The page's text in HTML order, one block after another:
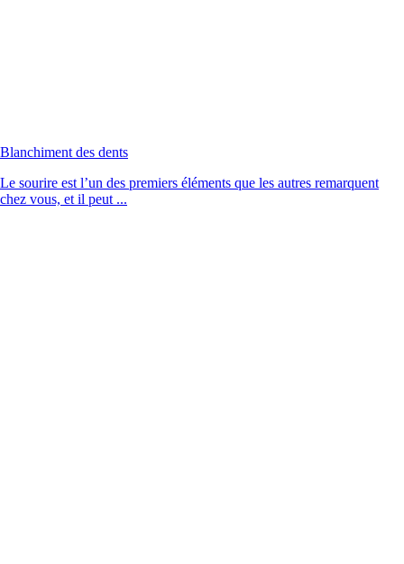
Blanchiment des dents
Le sourire est l’un des premiers éléments que les autres remarquent
chez vous, et il peut ...